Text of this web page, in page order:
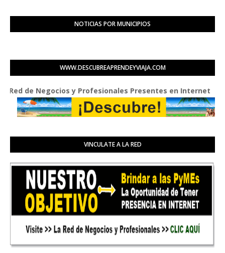
NOTICIAS POR MUNICIPIOS
WWW.DESCUBREAPRENDEYVIAJA.COM
Negocios y Profesionales Presentes en Internet
VINCULATE A LA RED